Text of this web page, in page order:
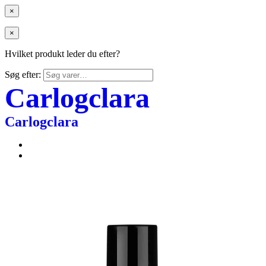
×
×
Hvilket produkt leder du efter?
Søg efter:
Carlogclara
Carlogclara